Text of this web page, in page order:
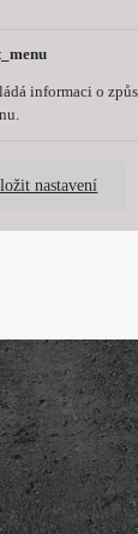
informaci o
nastavení